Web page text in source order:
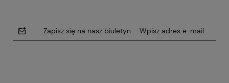
Zapisz się na nasz biuletyn – Wpisz adres e-mail